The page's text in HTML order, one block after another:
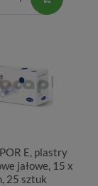
E, plastry
jałowe, 15 x
25 sztuk